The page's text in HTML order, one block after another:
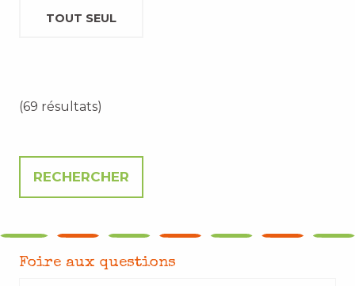
TOUT SEUL
(69 résultats)
Foire aux questions